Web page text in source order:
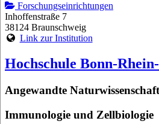
Forschungseinrichtungen
Inhoffenstraße 7
38124 Braunschweig
Link zur Institution
Hochschule Bonn-
Angewandte
Immunologie und Zellbiologie